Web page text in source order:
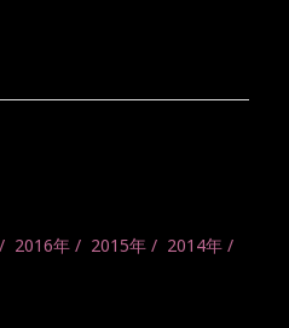
2016年 2015年
2014年